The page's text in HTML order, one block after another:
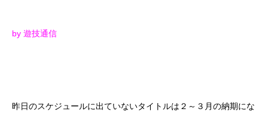
by 遊技通信
昨日のスケジュールに出ていないタイトルは２～３月の納期にな